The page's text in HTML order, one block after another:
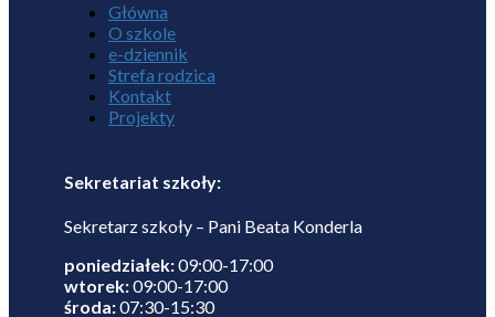
Główna
O szkole
e-dziennik
Strefa rodzica
Kontakt
Projekty
Sekretariat szkoły:
Sekretarz szkoły – Pani Beata Konderla
poniedziałek:09:00-17:00
wtorek:09:00-17:00
środa:07:30-15:30